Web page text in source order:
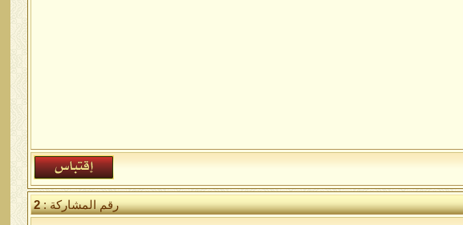
رقم المشاركة :2